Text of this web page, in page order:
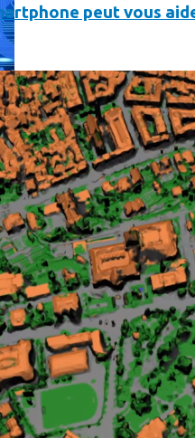
par Rosetta avant son crash
peut vous